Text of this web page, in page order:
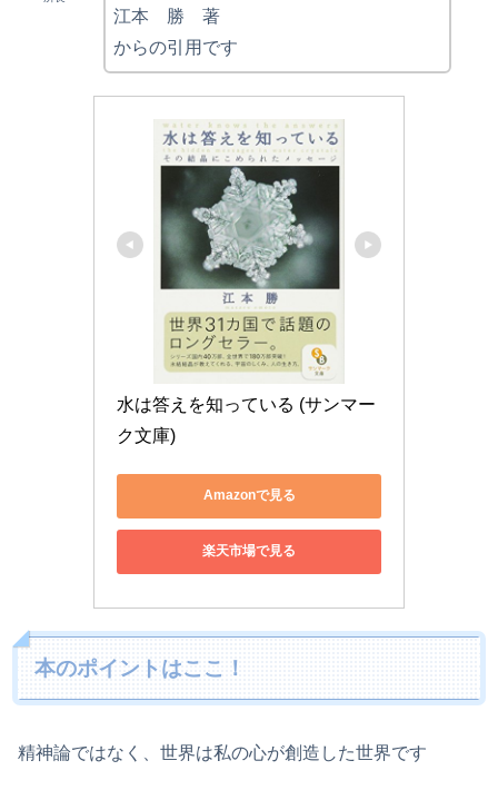
江本 勝 著
からの引用です
水は答えを知っている (サンマー
ク文庫)
Amazonで見る
楽天市場で見る
本のポイントはここ！
精神論ではなく、世界は私の心が創造した世界です